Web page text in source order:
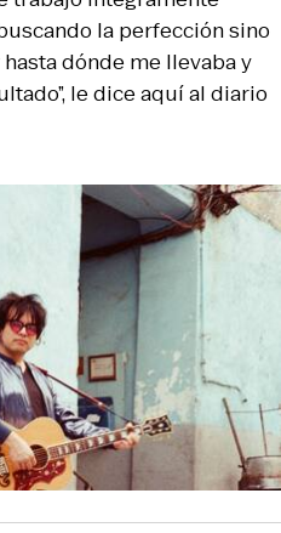
la perfección sino
dónde me llevaba y
le dice aquí al diario